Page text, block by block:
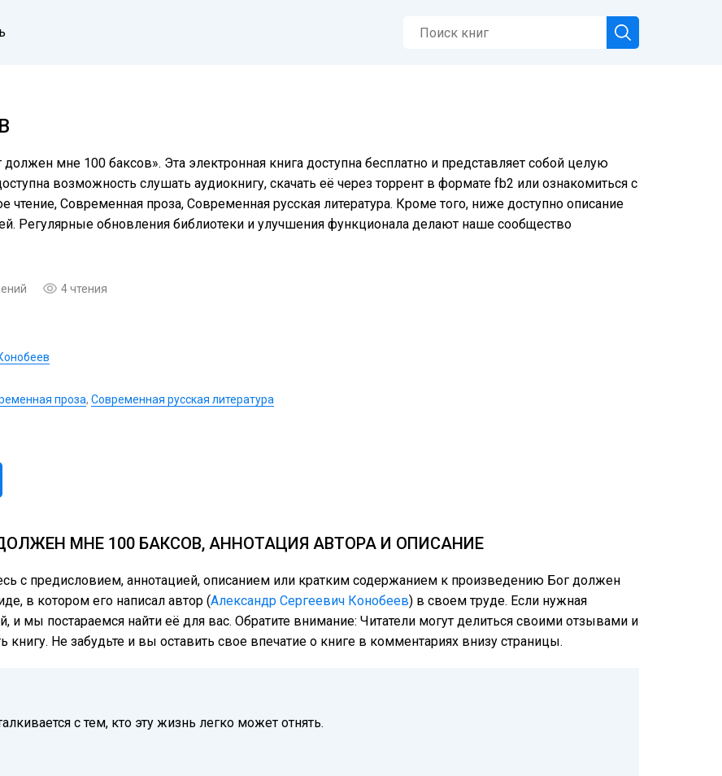
мне 100 баксов». Эта электронная книга доступна бесплатно и представляет собой целую
возможность слушать аудиокнигу, скачать её через торрент в формате fb2 или ознакомиться с
Современная проза, Современная русская литература. Кроме того, ниже доступно описание
Регулярные обновления библиотеки и улучшения функционала делают наше сообщество
4 чтения
проза, Современная русская литература
МНЕ 100 БАКСОВ, АННОТАЦИЯ АВТОРА И ОПИСАНИЕ
с предисловием, аннотацией, описанием или кратким содержанием к произведению Бог должен
в котором его написал автор (Александр Сергеевич Конобеев) в своем труде. Если нужная
и мы постараемся найти её для вас. Обратите внимание: Читатели могут делиться своими отзывами и
Не забудьте и вы оставить свое впечатие о книге в комментариях внизу страницы.
с тем, кто эту жизнь легко может отнять.